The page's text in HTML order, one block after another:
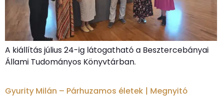
A kiállítás július 24-ig látogatható a Besztercebányai
Állami Tudományos Könyvtárban.
Gyurity Milán – Párhuzamos életek | Megnyitó